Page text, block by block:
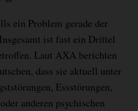
ein Problem gerade der
ist fast ein Drittel
Laut AXA berichten
dass sie aktuell unter
Essstörungen,
anderen psychischen